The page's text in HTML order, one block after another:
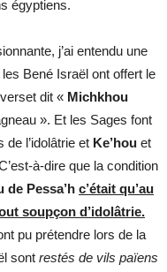
égyptiens.
j’ai entendu une
Bené Israël ont offert le
dit « Michkhou
». Et les Sages font
l’idolâtrie et Ke’houet
à-dire que la condition
de Pessa’h c’était qu’au
soupçon d’idolâtrie.
pu prétendre lors de la
sont restés de vils païens